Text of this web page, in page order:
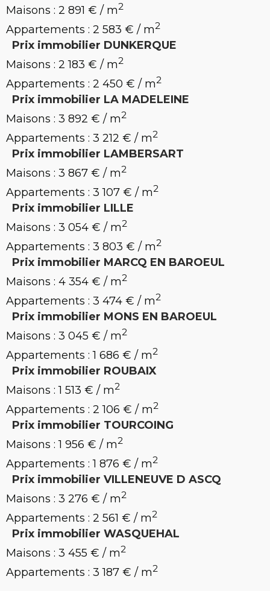
Maisons : 2 891 € / m2
Appartements : 2 583 € / m2
Prix immobilier DUNKERQUE
Maisons : 2 183 € / m2
Appartements : 2 450 € / m2
Prix immobilier LA MADELEINE
Maisons : 3 892 € / m2
Appartements : 3 212 € / m2
Prix immobilier LAMBERSART
Maisons : 3 867 € / m2
Appartements : 3 107 € / m2
Prix immobilier LILLE
Maisons : 3 054 € / m2
Appartements : 3 803 € / m2
Prix immobilier MARCQ EN BAROEUL
Maisons : 4 354 € / m2
Appartements : 3 474 € / m2
Prix immobilier MONS EN BAROEUL
Maisons : 3 045 € / m2
Appartements : 1 686 € / m2
Prix immobilier ROUBAIX
Maisons : 1 513 € / m2
Appartements : 2 106 € / m2
Prix immobilier TOURCOING
Maisons : 1 956 € / m2
Appartements : 1 876 € / m2
Prix immobilier VILLENEUVE D ASCQ
Maisons : 3 276 € / m2
Appartements : 2 561 € / m2
Prix immobilier WASQUEHAL
Maisons : 3 455 € / m2
Appartements : 3 187 € / m2